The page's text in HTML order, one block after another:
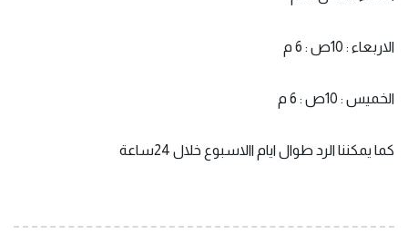
الاربعاء : 10ص : 6 م
الخميس : 10ص : 6 م
كما يمكننا الرد طوال ايام االاسبوع خلال 24ساعة